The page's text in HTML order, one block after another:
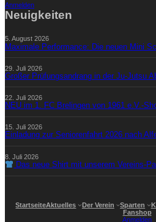
Anmelden
Neuigkeiten
5. August 2026
Maximale Performance: Die neuen Mini
29. Juli 2026
Großer Prüfungsandrang in der Ju-Jutsu
22. Juli 2026
NEU im 1. FC Brelingen von 1961 e.V.-
15. Juli 2026
Einladung zur Seniorenfahrt 2026 nach
8. Juli 2026
Das neue Shirt mit unserem Vereins-
StartseiteAktuelles Der Verein Sparten
Fanshop
Anmelden